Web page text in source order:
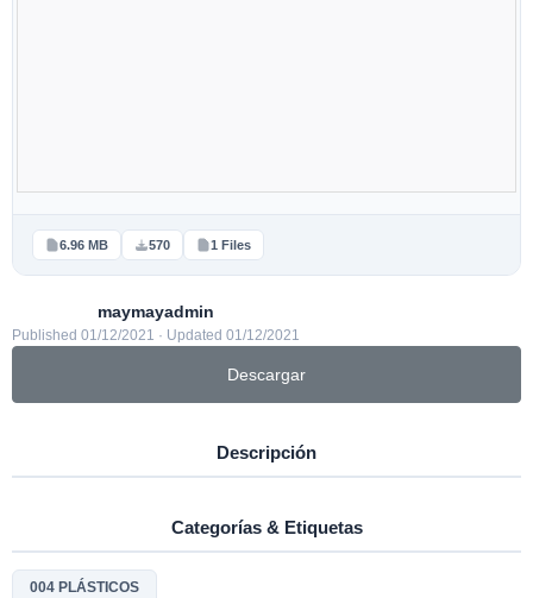
6.96 MB 570 1 Files
maymayadmin
Published 01/12/2021 · Updated 01/12/2021
Descargar
Descripción
Categorías & Etiquetas
004 PLÁSTICOS